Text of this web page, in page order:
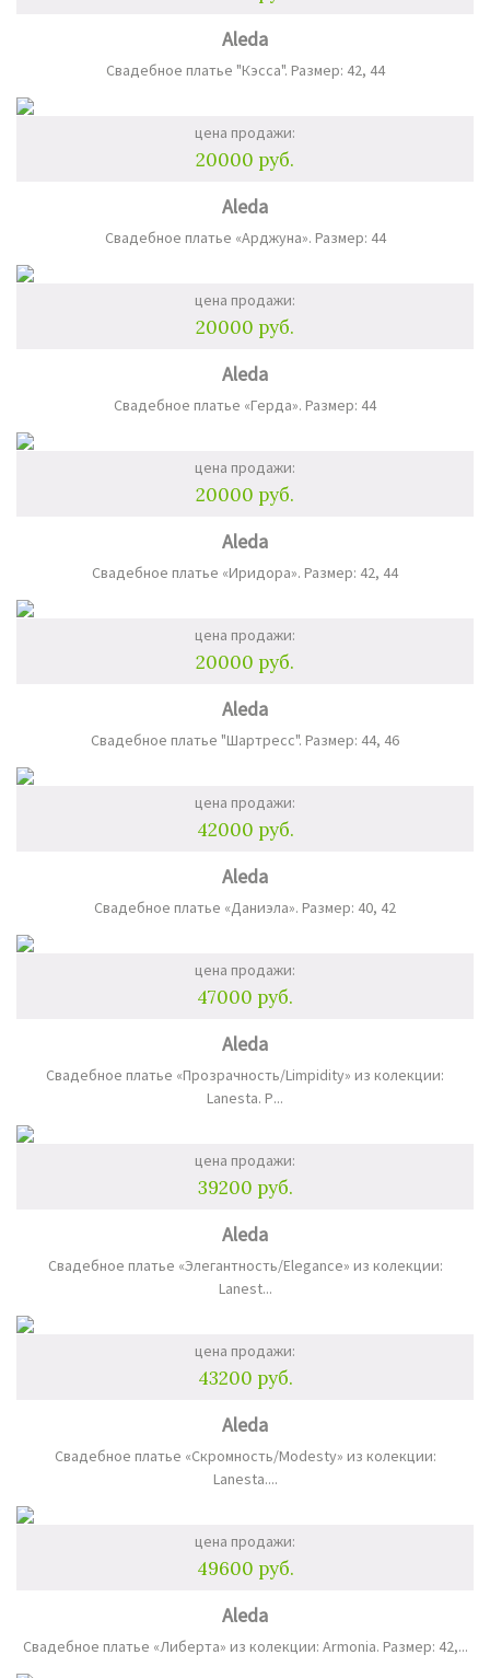
Aleda
Свадебное платье "Кэсса". Размер: 42, 44
цена продажи:
20000 руб.
Aleda
Свадебное платье «Арджуна». Размер: 44
цена продажи:
20000 руб.
Aleda
Свадебное платье «Герда». Размер: 44
цена продажи:
20000 руб.
Aleda
Свадебное платье «Иридора». Размер: 42, 44
цена продажи:
20000 руб.
Aleda
Свадебное платье "Шартресс". Размер: 44, 46
цена продажи:
42000 руб.
Aleda
Свадебное платье «Даниэла». Размер: 40, 42
цена продажи:
47000 руб.
Aleda
Свадебное платье «Прозрачность/Limpidity» из колекции:
Lanesta. Р...
цена продажи:
39200 руб.
Aleda
Свадебное платье «Элегантность/Elegance» из колекции:
Lanest...
цена продажи:
43200 руб.
Aleda
Свадебное платье «Скромность/Modesty» из колекции:
Lanesta....
цена продажи:
49600 руб.
Aleda
Свадебное платье «Либерта» из колекции: Armonia. Размер: 42,...